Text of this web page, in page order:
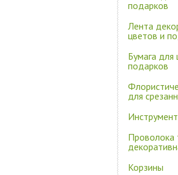
подарков
Лента
цветов и
Бумага для
подарков
для
Проволока
Корзины